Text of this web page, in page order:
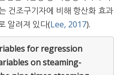
건조구기자에 비해 항산화 효과
알려져 있다(Lee, 2017).
for regression
on steaming-